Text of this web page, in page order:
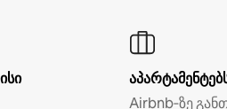
Airbnb‑ზე